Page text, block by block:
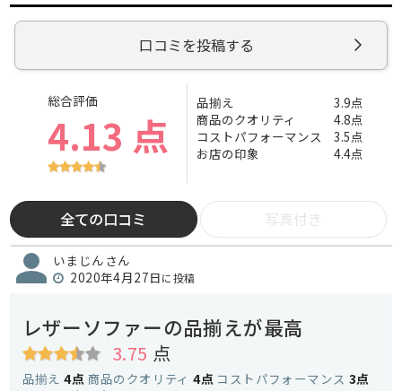
口コミを投稿する
総合評価
4.13 点
品揃え
3.9点
商品のクオリティ
4.8点
コストパフォーマンス
3.5点
お店の印象
4.4点
全ての口コミ 写真付き
いまじんさん
2020年4月27日に投稿
レザーソファーの品揃えが最高
3.75 点
品揃え 4点 商品のクオリティ 4点 コストパフォーマンス 3点